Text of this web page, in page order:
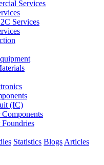
Services
Services
(IC)
Foundries
Statistics Blogs Articles